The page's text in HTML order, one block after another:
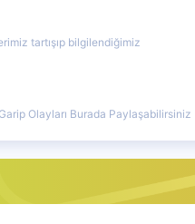
tartışıp bilgilendiğimiz
Olayları Burada Paylaşabilirsiniz